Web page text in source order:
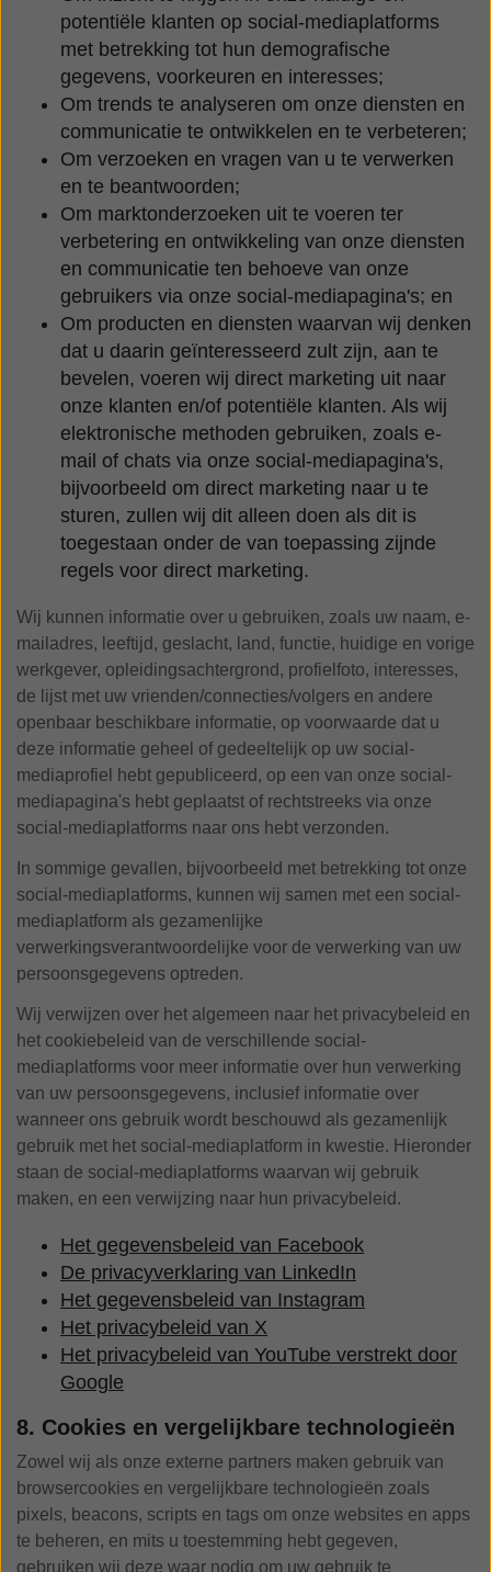
potentiële klanten op social-mediaplatforms
met betrekking tot hun demografische
gegevens, voorkeuren en interesses;
Om trends te analyseren om onze diensten en
communicatie te ontwikkelen en te verbeteren;
Om verzoeken en vragen van u te verwerken
en te beantwoorden;
Om marktonderzoeken uit te voeren ter
verbetering en ontwikkeling van onze diensten
en communicatie ten behoeve van onze
gebruikers via onze social-mediapagina's; en
Om producten en diensten waarvan wij denken
dat u daarin geïnteresseerd zult zijn, aan te
bevelen, voeren wij direct marketing uit naar
onze klanten en/of potentiële klanten. Als wij
elektronische methoden gebruiken, zoals e-
mail of chats via onze social-mediapagina's,
bijvoorbeeld om direct marketing naar u te
sturen, zullen wij dit alleen doen als dit is
toegestaan onder de van toepassing zijnde
regels voor direct marketing.
Wij kunnen informatie over u gebruiken, zoals uw naam, e-
mailadres, leeftijd, geslacht, land, functie, huidige en vorige
werkgever, opleidingsachtergrond, profielfoto, interesses,
de lijst met uw vrienden/connecties/volgers en andere
openbaar beschikbare informatie, op voorwaarde dat u
deze informatie geheel of gedeeltelijk op uw social-
mediaprofiel hebt gepubliceerd, op een van onze social-
mediapagina's hebt geplaatst of rechtstreeks via onze
social-mediaplatforms naar ons hebt verzonden.
In sommige gevallen, bijvoorbeeld met betrekking tot onze
social-mediaplatforms, kunnen wij samen met een social-
mediaplatform als gezamenlijke
verwerkingsverantwoordelijke voor de verwerking van uw
persoonsgegevens optreden.
Wij verwijzen over het algemeen naar het privacybeleid en
het cookiebeleid van de verschillende social-
mediaplatforms voor meer informatie over hun verwerking
van uw persoonsgegevens, inclusief informatie over
wanneer ons gebruik wordt beschouwd als gezamenlijk
gebruik met het social-mediaplatform in kwestie. Hieronder
staan de social-mediaplatforms waarvan wij gebruik
maken, en een verwijzing naar hun privacybeleid.
Het gegevensbeleid van Facebook
De privacyverklaring van LinkedIn
Het gegevensbeleid van Instagram
Het privacybeleid van X
Het privacybeleid van YouTube verstrekt door
Google
8. Cookies en vergelijkbare technologieën
Zowel wij als onze externe partners maken gebruik van
browsercookies en vergelijkbare technologieën zoals
pixels, beacons, scripts en tags om onze websites en apps
te beheren, en mits u toestemming hebt gegeven,
gebruiken wij deze waar nodig om uw gebruik te